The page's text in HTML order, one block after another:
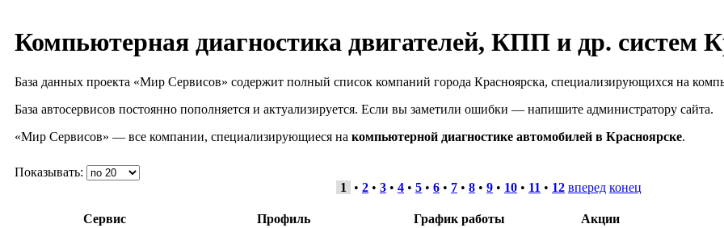
Компьютерная диагностика двигателей, КПП и др. систем
База данных проекта «Мир Сервисов» содержит полный список компаний города Красноярска, специализирующихся на
База автосервисов постоянно пополняется и актуализируется. Если вы заметили ошибки — напишите администратору сайта.
«Мир Сервисов» — все компании, специализирующиеся на компьютерной диагностике автомобилей в Красноярске.
Показывать:
1
• 2 • 3 • 4 • 5 • 6 • 7 • 8 • 9 • 10 • 11 • 12 вперед конец
Сервис Профиль График работы Акции